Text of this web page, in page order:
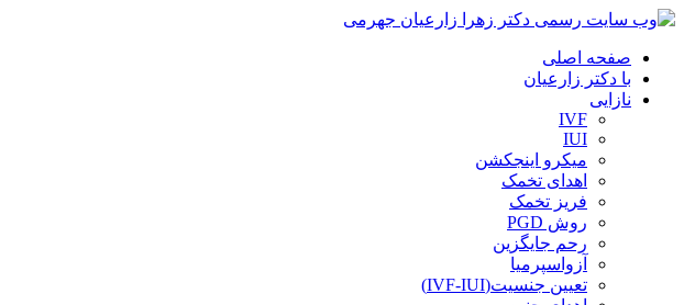
صفحه اصلی
با دکتر زارعیان
نازایی
IVF
IUI
میکرو اینجکشن
اهدای تخمک
فریز تخمک
روش PGD
رحم جایگزین
آزواسپرمیا
تعیین جنسیت(IVF-IUI)